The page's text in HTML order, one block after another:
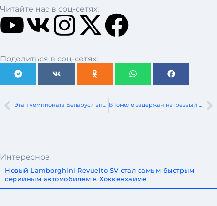
Читайте нас в соц-сетях:
Поделиться в соц-сетях:
Этап чемпионата Беларуси впервые состоится под Смоленском В Гомеле задержан нетрезвый водитель микроавтобуса, перевозивший школьников
Интересное
Новый Lamborghini Revuelto SV стал самым быстрым
серийным автомобилем в Хоккенхайме